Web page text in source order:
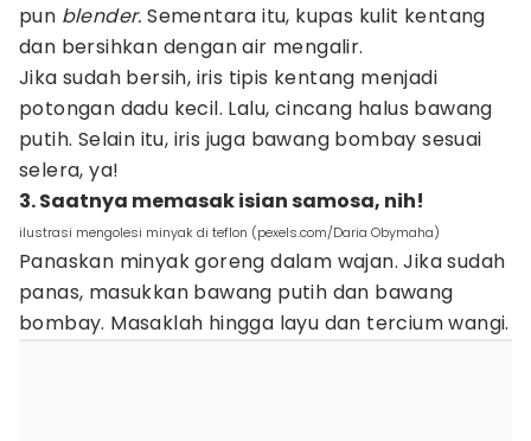
pun blender.Sementara itu, kupas kulit kentang
dan bersihkan dengan air mengalir.
Jika sudah bersih, iris tipis kentang menjadi
potongan dadu kecil. Lalu, cincang halus bawang
putih. Selain itu, iris juga bawang bombay sesuai
selera, ya!
3. Saatnya memasak isian samosa, nih!
ilustrasi mengolesi minyak di teflon (pexels.com/Daria Obymaha)
Panaskan minyak goreng dalam wajan. Jika sudah
panas, masukkan bawang putih dan bawang
bombay. Masaklah hingga layu dan tercium wangi.